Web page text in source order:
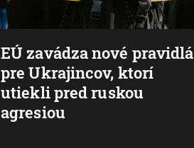
EÚ zavádza nové pravidlá
pre Ukrajincov, ktorí
utiekli pred ruskou
agresiou